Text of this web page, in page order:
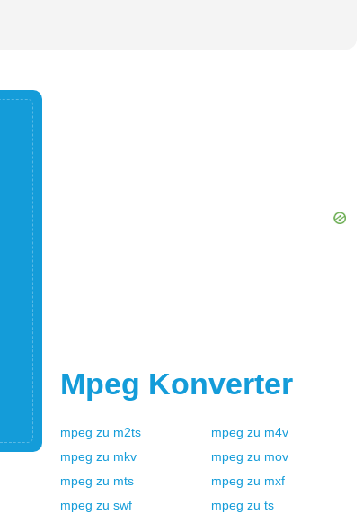
Mpeg Konverter
mpeg zu m2ts mpeg zu m4v
mpeg zu mkv mpeg zu mov
mpeg zu mts mpeg zu mxf
mpeg zu swf mpeg zu ts